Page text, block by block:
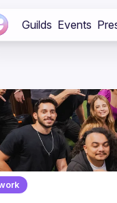
Guilds Events